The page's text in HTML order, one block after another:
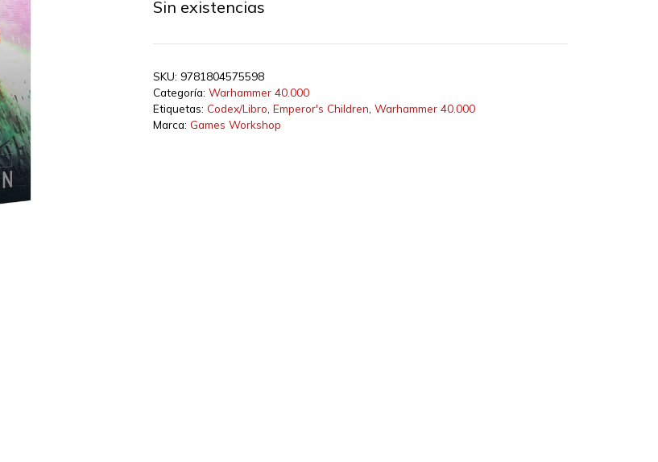
Sin existencias
SKU: 9781804575598
Categoría: Warhammer 40.000
Etiquetas: Codex/Libro Emperor's Children Warhammer 40.000
Marca: Games Workshop